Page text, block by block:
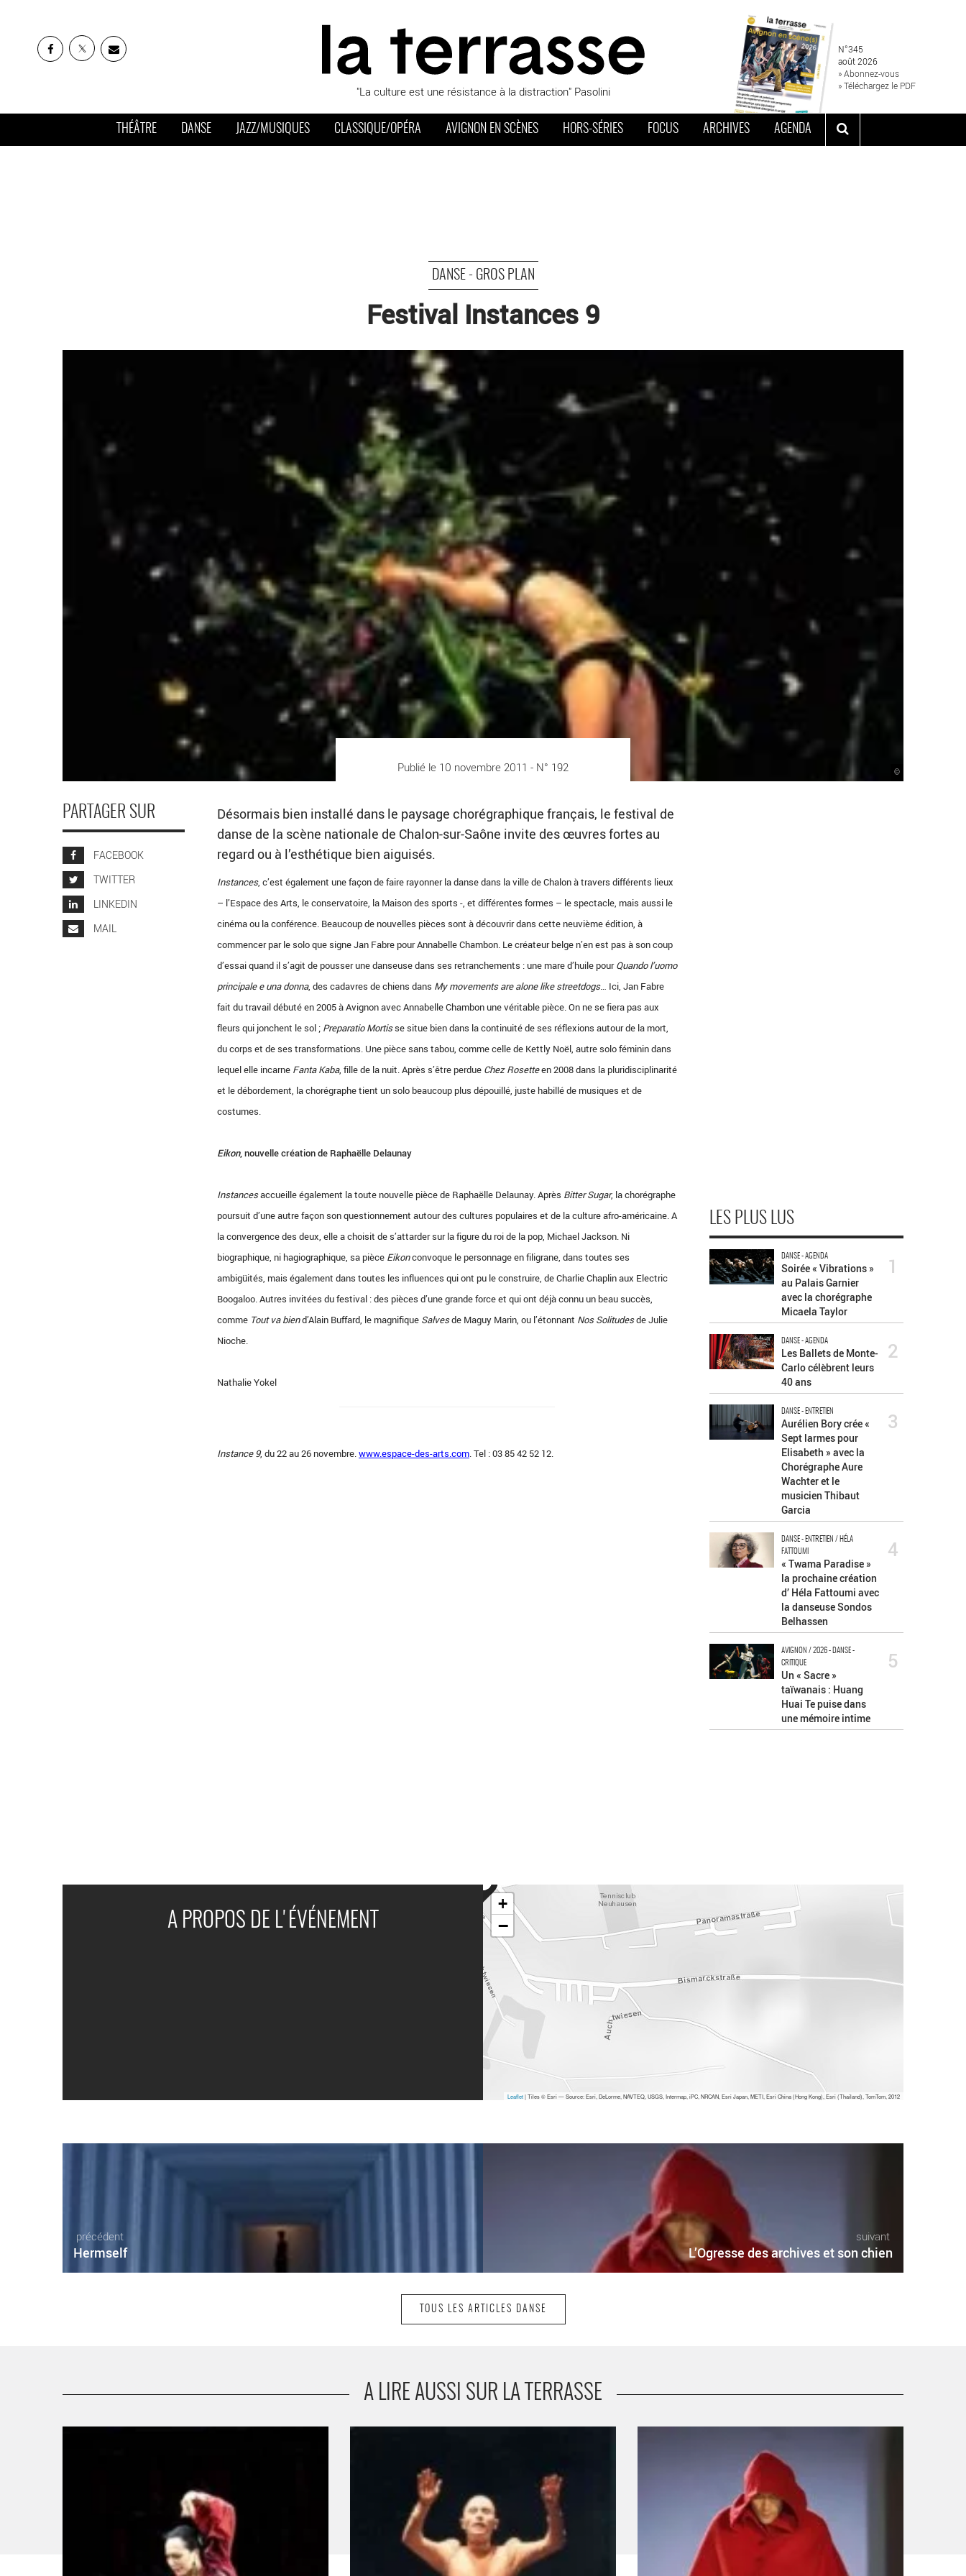
"La culture est une résistance à la distraction" Pasolini
N°345
août 2026
» Abonnez-vous
» Téléchargez le PDF
THÉÂTRE DANSE JAZZ/MUSIQUES CLASSIQUE/OPÉRA AVIGNON EN SCÈNES HORS-SÉRIES FOCUS ARCHIVES AGENDA
DANSE - GROS PLAN
Festival Instances 9
©
Publié le 10 novembre 2011 - N° 192
PARTAGER SUR
FACEBOOK
TWITTER
LINKEDIN
MAIL
Désormais bien installé dans le paysage chorégraphique français, le festival de
danse de la scène nationale de Chalon-sur-Saône invite des œuvres fortes au
regard ou à l’esthétique bien aiguisés.
Instances, c’est également une façon de faire rayonner la danse dans la ville de Chalon à travers différents lieux
– l’Espace des Arts, le conservatoire, la Maison des sports -, et différentes formes – le spectacle, mais aussi le
cinéma ou la conférence. Beaucoup de nouvelles pièces sont à découvrir dans cette neuvième édition, à
commencer par le solo que signe Jan Fabre pour Annabelle Chambon. Le créateur belge n’en est pas à son coup
d’essai quand il s’agit de pousser une danseuse dans ses retranchements : une mare d’huile pourQuando l’uomo
principale e una donna, des cadavres de chiens dans My movements are alone like streetdogs… Ici, Jan Fabre
fait du travail débuté en 2005 à Avignon avec Annabelle Chambon une véritable pièce. On ne se fiera pas aux
fleurs qui jonchent le sol ; Preparatio Mortisse situe bien dans la continuité de ses réflexions autour de la mort,
du corps et de ses transformations. Une pièce sans tabou, comme celle de Kettly Noël, autre solo féminin dans
lequel elle incarne Fanta Kaba, fille de la nuit. Après s’être perdue Chez Rosetteen 2008 dans la pluridisciplinarité
et le débordement, la chorégraphe tient un solo beaucoup plus dépouillé, juste habillé de musiques et de
costumes.
Eikon, nouvelle création de Raphaëlle Delaunay
Instancesaccueille également la toute nouvelle pièce de Raphaëlle Delaunay. Après Bitter Sugar, la chorégraphe
poursuit d’une autre façon son questionnement autour des cultures populaires et de la culture afro-américaine. A
la convergence des deux, elle a choisit de s’attarder sur la figure du roi de la pop, Michael Jackson. Ni
biographique, ni hagiographique, sa pièce Eikonconvoque le personnage en filigrane, dans toutes ses
ambigüités, mais également dans toutes les influences qui ont pu le construire, de Charlie Chaplin aux Electric
Boogaloo. Autres invitées du festival : des pièces d’une grande force et qui ont déjà connu un beau succès,
comme Tout va biend’Alain Buffard, le magnifique Salvesde Maguy Marin, ou l’étonnant Nos Solitudesde Julie
Nioche.
Nathalie Yokel
Instance 9, du 22 au 26 novembre.www.espace-des-arts.com. Tel : 03 85 42 52 12.
LES PLUS LUS
DANSE - AGENDA
Soirée « Vibrations »
au Palais Garnier
avec la chorégraphe
Micaela Taylor
1
DANSE - AGENDA
Les Ballets de Monte-
Carlo célèbrent leurs
40 ans
2
DANSE - ENTRETIEN
Aurélien Bory crée «
Sept larmes pour
Elisabeth » avec la
Chorégraphe Aure
Wachter et le
musicien Thibaut
Garcia
3
DANSE - ENTRETIEN / HÉLA
FATTOUMI
« Twama Paradise »
la prochaine création
d’ Héla Fattoumi avec
la danseuse Sondos
Belhassen
4
AVIGNON / 2026 - DANSE -
CRITIQUE
Un « Sacre »
taïwanais : Huang
Huai Te puise dans
une mémoire intime
5
A PROPOS DE L'ÉVÉNEMENT
+
−
Leaflet| Tiles © Esri — Source: Esri, DeLorme, NAVTEQ, USGS, Intermap, iPC, NRCAN, Esri Japan, METI, Esri China (Hong Kong), Esri (Thailand), TomTom, 2012
précédent
Hermself
suivant
L’Ogresse des archives et son chien
TOUS LES ARTICLES DANSE
A LIRE AUSSI SUR LA TERRASSE